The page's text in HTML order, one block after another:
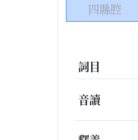
四縣腔
詞目
音讀